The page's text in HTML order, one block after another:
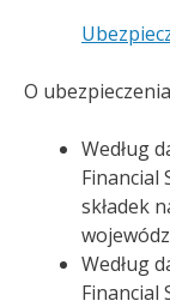
O
Według
Financial
składek
Według
Financial